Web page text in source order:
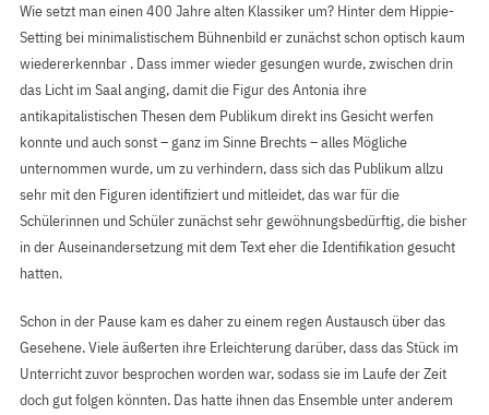
Wie setzt man einen 400 Jahre alten Klassiker um? Hinter dem Hippie-
Setting bei minimalistischem Bühnenbild er zunächst schon optisch kaum
wiedererkennbar . Dass immer wieder gesungen wurde, zwischen drin
das Licht im Saal anging, damit die Figur des Antonia ihre
antikapitalistischen Thesen dem Publikum direkt ins Gesicht werfen
konnte und auch sonst – ganz im Sinne Brechts – alles Mögliche
unternommen wurde, um zu verhindern, dass sich das Publikum allzu
sehr mit den Figuren identifiziert und mitleidet, das war für die
Schülerinnen und Schüler zunächst sehr gewöhnungsbedürftig, die bisher
in der Auseinandersetzung mit dem Text eher die Identifikation gesucht
hatten.
Schon in der Pause kam es daher zu einem regen Austausch über das
Gesehene. Viele äußerten ihre Erleichterung darüber, dass das Stück im
Unterricht zuvor besprochen worden war, sodass sie im Laufe der Zeit
doch gut folgen könnten. Das hatte ihnen das Ensemble unter anderem